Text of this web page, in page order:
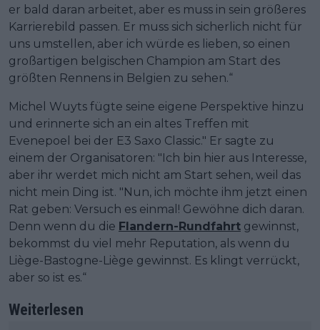
er bald daran arbeitet, aber es muss in sein größeres
Karrierebild passen. Er muss sich sicherlich nicht für
uns umstellen, aber ich würde es lieben, so einen
großartigen belgischen Champion am Start des
größten Rennens in Belgien zu sehen.“
Michel Wuyts fügte seine eigene Perspektive hinzu
und erinnerte sich an ein altes Treffen mit
Evenepoel bei der E3 Saxo Classic." Er sagte zu
einem der Organisatoren: "Ich bin hier aus Interesse,
aber ihr werdet mich nicht am Start sehen, weil das
nicht mein Ding ist. "Nun, ich möchte ihm jetzt einen
Rat geben: Versuch es einmal! Gewöhne dich daran.
Denn wenn du die Flandern-Rundfahrt gewinnst,
bekommst du viel mehr Reputation, als wenn du
Liège-Bastogne-Liège gewinnst. Es klingt verrückt,
aber so ist es.“
Weiterlesen